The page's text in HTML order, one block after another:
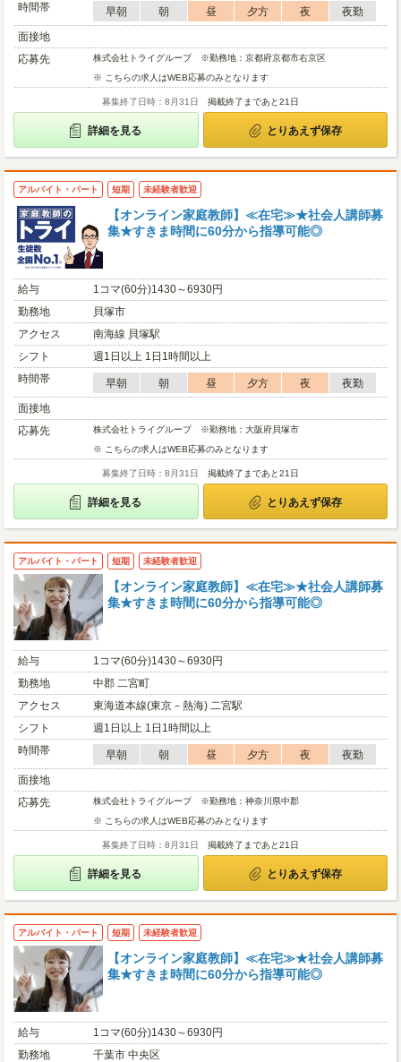
時間帯
早朝 朝 昼 夕方 夜
夜勤
面接地
応募先
株式会社トライグループ ※勤務地：京都府京都市右京区
※ こちらの求人はWEB応募のみとなります
募集終了日時：8月31日 掲載終了まであと21日
詳細を見る とりあえず保存
アルバイト・パート 短期 未経験者歓迎
【オンライン家庭教師】≪在宅≫★社会人講師募
集★すきま時間に60分から指導可能◎
給与
1コマ(60分)1430～6930円
勤務地
貝塚市
アクセス
南海線 貝塚駅
シフト
週1日以上 1日1時間以上
時間帯
早朝 朝 昼 夕方 夜
夜勤
面接地
応募先
株式会社トライグループ ※勤務地：大阪府貝塚市
※ こちらの求人はWEB応募のみとなります
募集終了日時：8月31日 掲載終了まであと21日
詳細を見る とりあえず保存
アルバイト・パート 短期 未経験者歓迎
【オンライン家庭教師】≪在宅≫★社会人講師募
集★すきま時間に60分から指導可能◎
給与
1コマ(60分)1430～6930円
勤務地
中郡 二宮町
アクセス
東海道本線(東京－熱海) 二宮駅
シフト
週1日以上 1日1時間以上
時間帯
早朝 朝 昼 夕方 夜
夜勤
面接地
応募先
株式会社トライグループ ※勤務地：神奈川県中郡
※ こちらの求人はWEB応募のみとなります
募集終了日時：8月31日 掲載終了まであと21日
詳細を見る とりあえず保存
アルバイト・パート 短期 未経験者歓迎
【オンライン家庭教師】≪在宅≫★社会人講師募
集★すきま時間に60分から指導可能◎
給与
1コマ(60分)1430～6930円
勤務地
千葉市 中央区